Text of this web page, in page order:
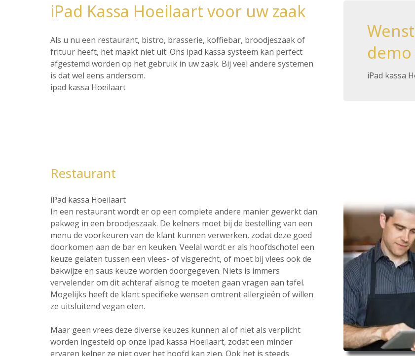
iPad Kassa Hoeilaart voor uw zaak
Als u nu een restaurant, bistro, brasserie, koffiebar, broodjeszaak of
frituur heeft, het maakt niet uit. Ons ipad kassa systeem kan perfect
afgestemd worden op het gebruik in uw zaak. Bij veel andere systemen
is dat wel eens andersom.
ipad kassa Hoeilaart
iPad kassa
Restaurant
iPad kassa Hoeilaart
In een restaurant wordt er op een complete andere manier gewerkt dan
pakweg in een broodjeszaak. De kelners moet bij de bestelling van een
menu de voorkeuren van de klant kunnen verwerken, zodat deze goed
doorkomen aan de bar en keuken. Veelal wordt er als hoofdschotel een
keuze gelaten tussen een vlees- of visgerecht, of moet bij vlees ook de
bakwijze en saus keuze worden doorgegeven. Niets is immers
vervelender om dit achteraf alsnog te moeten gaan vragen aan tafel.
Mogelijks heeft de klant specifieke wensen omtrent allergieën of willen
ze uitsluitend vegan eten.
Maar geen vrees deze diverse keuzes kunnen al of niet als verplicht
worden ingesteld op onze ipad kassa Hoeilaart, zodat een minder
ervaren kelner ze niet over het hoofd kan zien. Ook het is steeds